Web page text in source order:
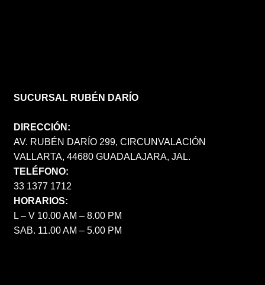
SUCURSAL RUBÉN DARÍO
DIRECCIÓN:
AV. RUBÉN DARÍO 299, CIRCUNVALACIÓN
VALLARTA, 44680 GUADALAJARA, JAL.
TELÉFONO:
33 1377 1712
HORARIOS:
L – V 10.00 AM – 8.00 PM
SAB. 11.00 AM – 5.00 PM